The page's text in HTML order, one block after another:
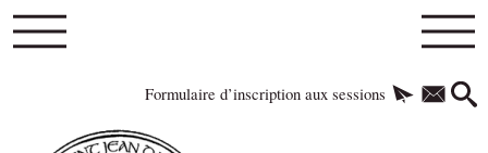
Formulaire d’inscription aux sessions